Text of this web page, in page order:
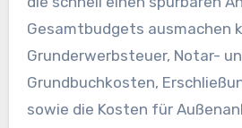
Gesamtbudgets ausmachen
Grunderwerbsteuer, Notar-
Grundbuchkosten,
sowie die Kosten für